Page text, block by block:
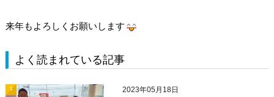
来年もよろしくお願いします
よく読まれている記事
1 2023年05月18日